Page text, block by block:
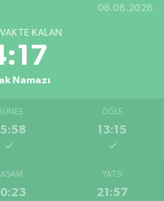
06.08.2026
KALAN
Namazı
ÖĞLE
13:15
YATSI
21:57